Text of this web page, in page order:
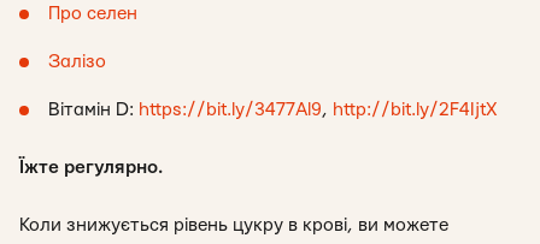
Про селен
Залізо
Вітамін D: https://bit.ly/3477Al9, http://bit.ly/2F4IjtX
Їжте регулярно.
Коли знижується рівень цукру в крові, ви можете